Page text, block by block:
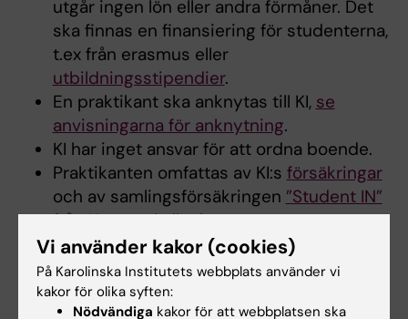
utgår ingen lön eller andra förmåner. Det
ska finnas en finansiering för studenterna,
t.ex från erasmus eller
utbildningsstipendier.
En praktikant ska anknytas till KI, se
anvisningarna för anknytning.
KI har inget ansvar för att ordna boende.
Praktikanten omfattas av KI:s försäkringar
och av samlingsförsäkringen ”Student IN”
från Kammarkollegiet
.
Institutionen har arbetsmiljöansvar.
Intyg på genomförd praktik utfärdas av
institutionen.
Vi använder kakor (cookies)
På Karolinska Institutets webbplats använder vi
kakor för olika syften:
Nödvändiga kakor för att webbplatsen ska